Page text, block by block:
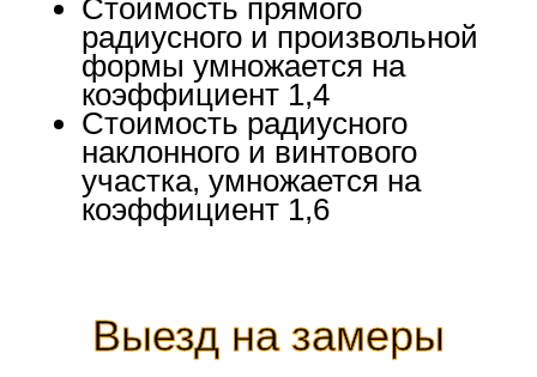
Стоимость прямого
радиусного и произвольной
формы умножается на
коэффициент 1,4
Стоимость радиусного
наклонного и винтового
участка, умножается на
коэффициент 1,6
Выезд на замеры